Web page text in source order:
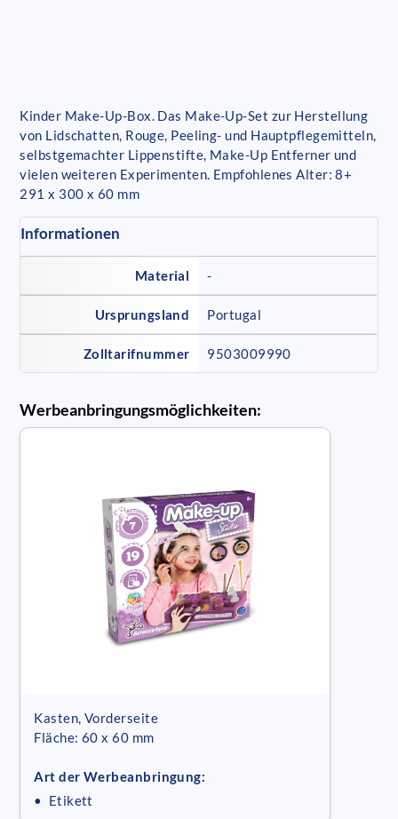
Kinder Make-Up-Box. Das Make-Up-Set zur Herstellung
von Lidschatten, Rouge, Peeling- und Hauptpflegemitteln,
selbstgemachter Lippenstifte, Make-Up Entferner und
vielen weiteren Experimenten. Empfohlenes Alter: 8+
291 x 300 x 60 mm
Informationen
Material -
Ursprungsland Portugal
Zolltarifnummer 9503009990
Werbeanbringungsmöglichkeiten:
Kasten, Vorderseite
Fläche: 60 x 60 mm
Art der Werbeanbringung:
• Etikett